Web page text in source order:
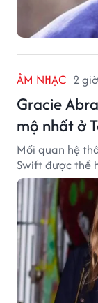
ÂM NHẠC 2
Gracie
mộ nhất ở
Mối quan hệ
Swift được thể